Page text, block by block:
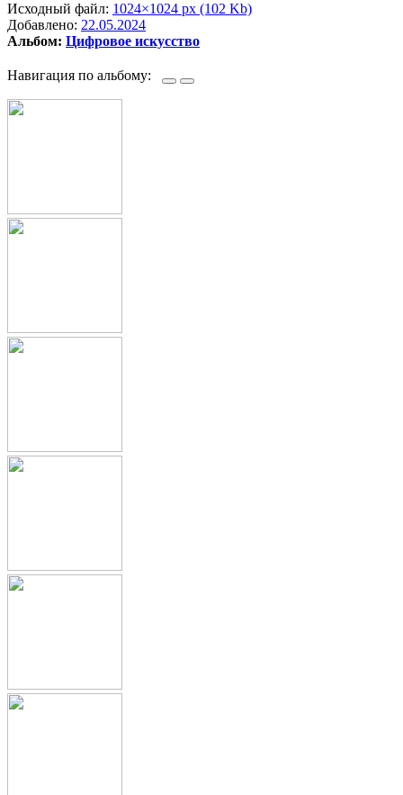
Исходный файл: 1024×1024 px (102 Kb)
Добавлено: 22.05.2024
Альбом: Цифровое искусство
Навигация по альбому: